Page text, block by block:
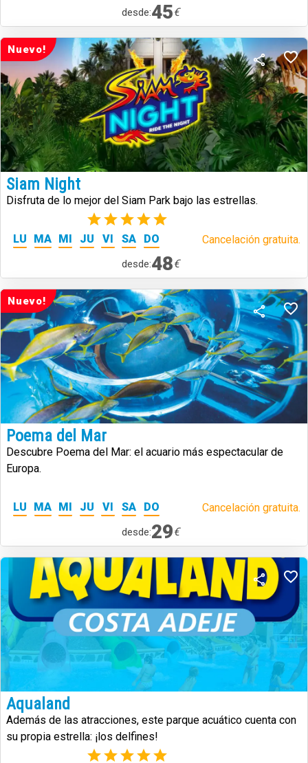
desde:45€
Nuevo!
Siam Night
Disfruta de lo mejor del Siam Park bajo las estrellas.
(1)
LU MA MI JU VI SA DO Cancelación gratuita.
desde:48€
Nuevo!
Poema del Mar
Descubre Poema del Mar: el acuario más espectacular de
Europa.
LU MA MI JU VI SA DO Cancelación gratuita.
desde:29€
Aqualand
Además de las atracciones, este parque acuático cuenta con
su propia estrella: ¡los delfines!
(1)